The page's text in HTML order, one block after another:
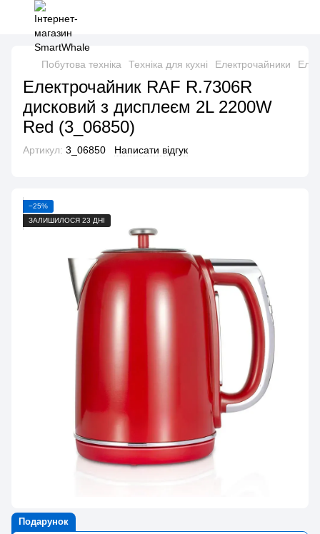
Побутова техніка Техніка для кухні Електрочайники
Електрочайник RAF R.7306R
дисковий з дисплеєм 2L 2200W
Red (3_06850)
Артикул: 3_06850 Написати відгук
−25%
ЗАЛИШИЛОСЯ 23 ДНІ
Подарунок